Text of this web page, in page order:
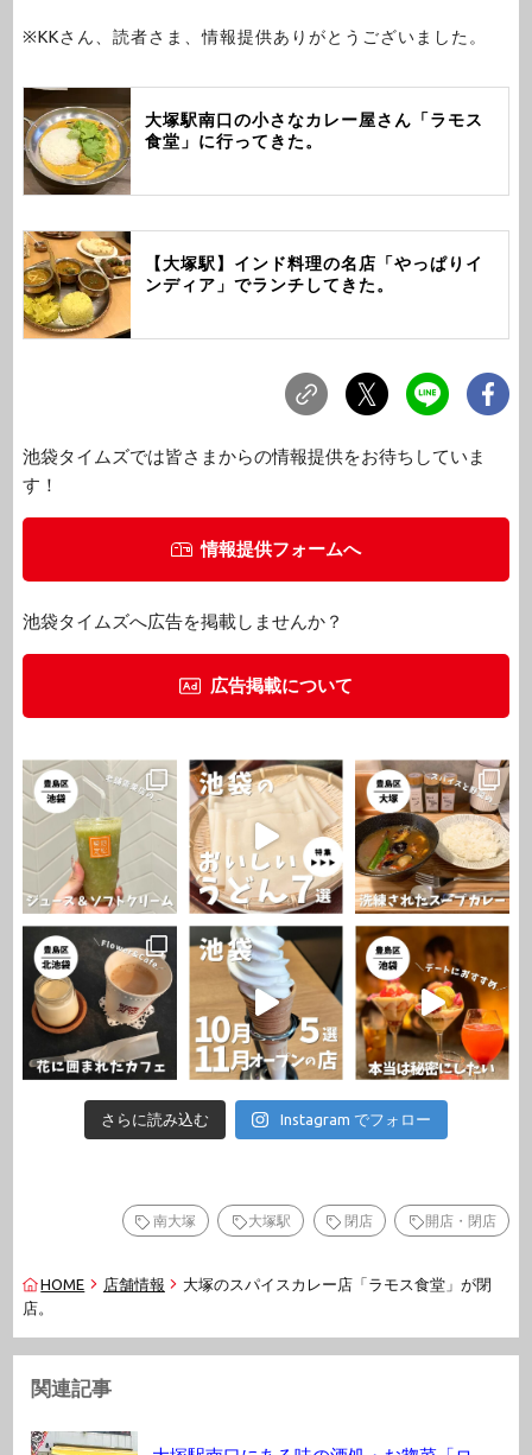
※KKさん、読者さま、情報提供ありがとうございました。
大塚駅南口の小さなカレー屋さん「ラモス
食堂」に行ってきた。
【大塚駅】インド料理の名店「やっぱりイ
ンディア」でランチしてきた。
池袋タイムズでは皆さまからの情報提供をお待ちしていま
す！
情報提供フォームへ
池袋タイムズへ広告を掲載しませんか？
広告掲載について
さらに読み込む Instagram でフォロー
南大塚 大塚駅 閉店 開店・閉店
HOME 店舗情報
大塚のスパイスカレー店「ラモス食堂」が閉
店。
関連記事